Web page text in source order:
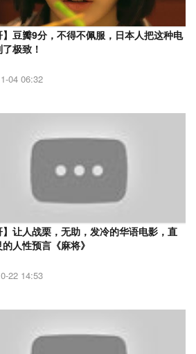
】豆瓣9分，不得不佩服，日本人把这种电
极致！
04 06:32
】让人战栗，无助，发冷的华语电影，直
人性预言《麻将》
22 14:53